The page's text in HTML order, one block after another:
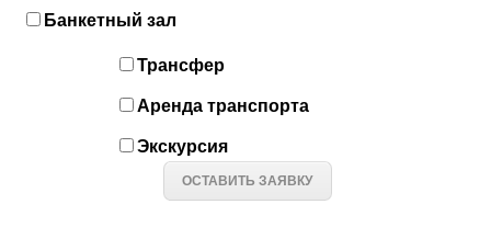
Банкетный зал
Трансфер
Аренда транспорта
Экскурсия
ОСТАВИТЬ ЗАЯВКУ